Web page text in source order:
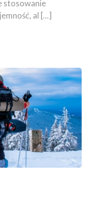
stosowanie
al [...]